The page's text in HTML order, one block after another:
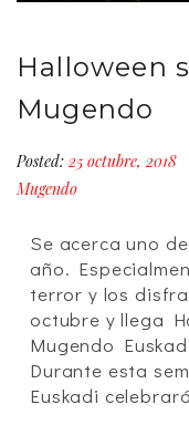
Halloween
Mugendo
Posted: 25 octubre, 2018
Mugendo
Se acerca uno
año.
terror y los
octubre y llega
Mugendo
Durante esta
Euskadi